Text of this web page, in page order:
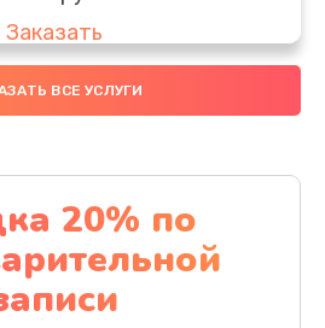
Заказать
вебкамеры
Заказать
драйверов
1000 руб.
Заказать
ВСЕ УСЛУГИ
20% по